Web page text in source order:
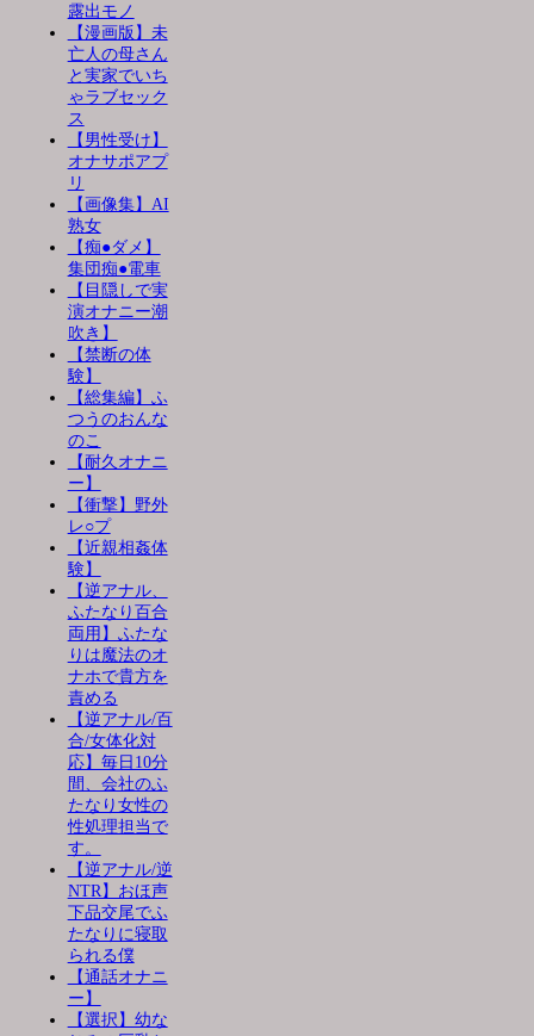
露出モノ
【漫画版】未
亡人の母さん
と実家でいち
ゃラブセック
ス
【男性受け】
オナサポアプ
リ
【画像集】AI
熟女
【痴●ダメ】
集団痴●電車
【目隠しで実
演オナニー潮
吹き】
【禁断の体
験】
【総集編】ふ
つうのおんな
のこ
【耐久オナニ
ー】
【衝撃】野外
レ○プ
【近親相姦体
験】
【逆アナル、
ふたなり百合
両用】ふたな
りは魔法のオ
ナホで貴方を
責める
【逆アナル/百
合/女体化対
応】毎日10分
間、会社のふ
たなり女性の
性処理担当で
す。
【逆アナル/逆
NTR】おほ声
下品交尾でふ
たなりに寝取
られる僕
【通話オナニ
ー】
【選択】幼な